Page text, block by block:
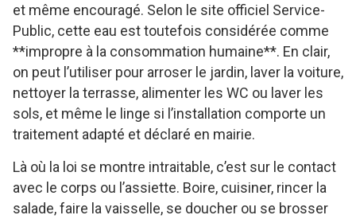
et même encouragé. Selon le site officiel Service-
Public, cette eau est toutefois considérée comme
**impropre à la consommation humaine**. En clair,
on peut l’utiliser pour arroser le jardin, laver la voiture,
nettoyer la terrasse, alimenter les WC ou laver les
sols, et même le linge si l’installation comporte un
traitement adapté et déclaré en mairie.
Là où la loi se montre intraitable, c’est sur le contact
avec le corps ou l’assiette. Boire, cuisiner, rincer la
salade, faire la vaisselle, se doucher ou se brosser